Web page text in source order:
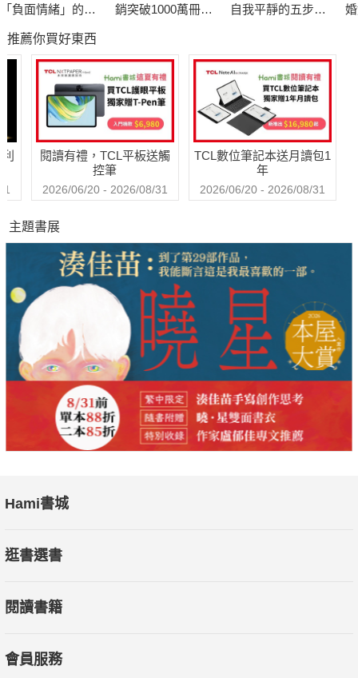
生命的更深層源頭，包括內在的美善及黑暗──進而運用生命核心
所湧出的創造性能量，開創你終其一生渴望已久的生活。這股創
造力之源，其強大遠超乎你所想像。學習接受它並與它同在，待
時機成熟，這屬光的自我本質將會自內在展開，穿透你的人生，
永遠改變你的生命。
癒領域中與眾不同的故事，及身為科學家和療癒師雙重身分的糾
結與平衡。同時收錄她的指導靈黑元所傳訊的重要啟示詩篇；最
後，每章結都會帶出提問，鼓勵讀者深入探索、使用該章節所提
供的訊息。
§閃耀推薦§
●上官昭儀──光能身心藝術發展協會理事長
個人療癒需要核心認同，對於已經習慣三維物理現象的我們、在
探索神祕的世界往往充滿了期待偏見和迷惑，然而，靈界和物質
界從來不曾分離過。如果你想整合自我生命，你需要進入療癒科
學的世界，而探索這個世界你需要一本充滿靈力的百科全書，本
物質雙豐收的人士。
閱讀初稿，心中震驚不已。在三十年多前，老早就有人將物理和
分，任職於以男性為尊的NASA，她在科學、神祕學與能量學上
為此書做了一個最強而有力的背書與支撐。能獲邀為此書推薦是
「負面情緒」的真
境的勇氣
銷突破1000萬冊現
巧【附放下執念明
信片圖】
自我平靜的五步修
推薦你買好東西
閱讀有禮，TCL平板送觸
控筆
2026/06/20 - 2026/08/31
TCL數位筆記本送月讀包1
年
2026/06/20 - 2026/08/31
主題書展
Hami書城
逛書選書
閱讀書籍
會員服務